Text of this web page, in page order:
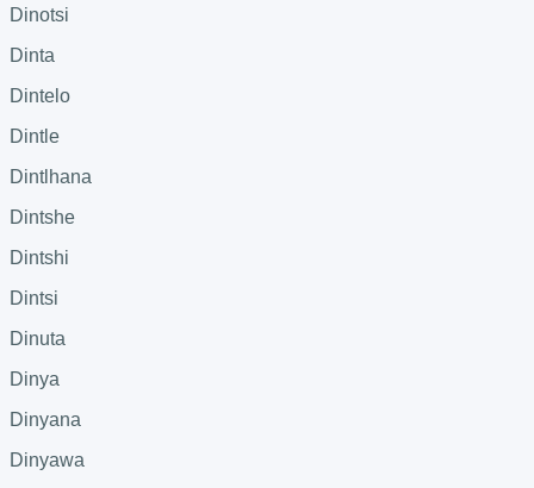
Dinotsi
Dinta
Dintelo
Dintle
Dintlhana
Dintshe
Dintshi
Dintsi
Dinuta
Dinya
Dinyana
Dinyawa